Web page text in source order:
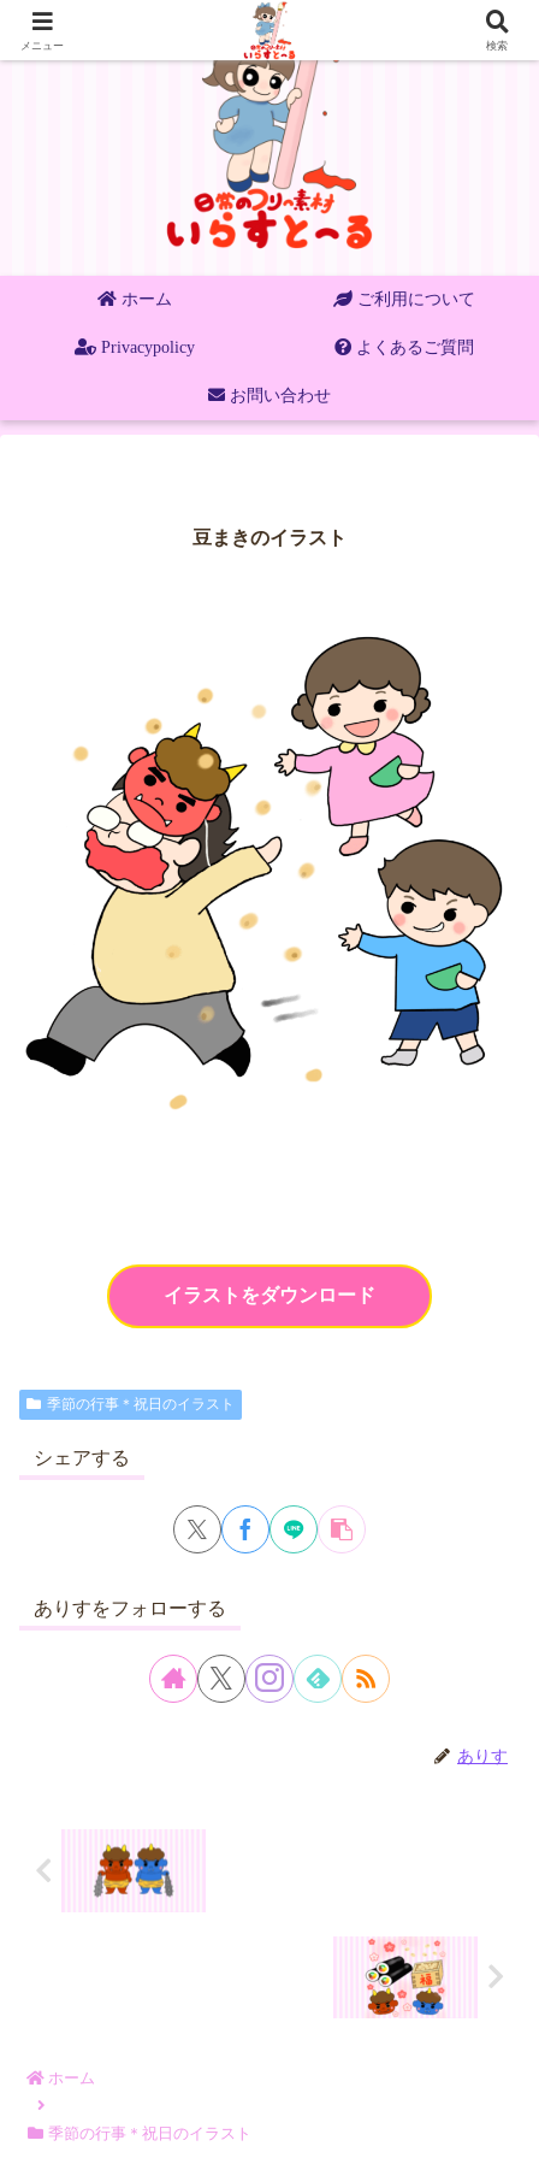
ホーム ご利用について
Privacypolicy よくあるご質問
お問い合わせ
豆まきのイラスト
イラストをダウンロード
季節の行事＊祝日のイラスト
シェアする
ありすをフォローする
ありす
ホーム
季節の行事＊祝日のイラスト
メニュー 検索